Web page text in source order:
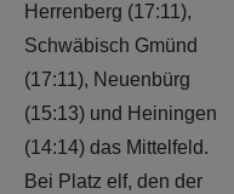
Herrenberg (17:11),
Schwäbisch Gmünd
(17:11), Neuenbürg
(15:13) und Heiningen
(14:14) das Mittelfeld.
Bei Platz elf, den der